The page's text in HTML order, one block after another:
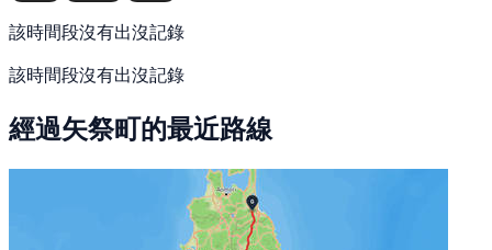
該時間段沒有出沒記錄
該時間段沒有出沒記錄
經過矢祭町的最近路線